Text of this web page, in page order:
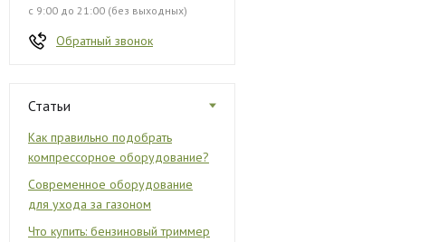
с 9:00 до 21:00 (без выходных)
Обратный звонок
Статьи
Как правильно подобрать
компрессорное оборудование?
Современное оборудование
для ухода за газоном
Что купить: бензиновый триммер